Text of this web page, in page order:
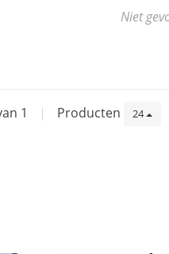
Niet
1 | Producten 24